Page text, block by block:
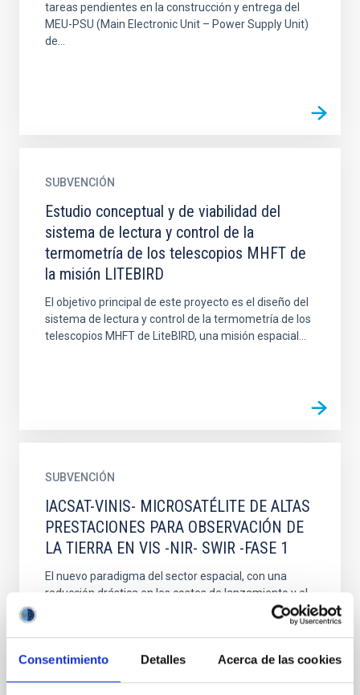
Consentimiento Detalles Acerca de las cookies
tareas pendientes en la construcción y entrega del
MEU-PSU (Main Electronic Unit – Power Supply Unit)
de...
SUBVENCIÓN
Estudio conceptual y de viabilidad del
sistema de lectura y control de la
termometría de los telescopios MHFT de
la misión LITEBIRD
El objetivo principal de este proyecto es el diseño del
sistema de lectura y control de la termometría de los
telescopios MHFT de LiteBIRD, una misión espacial...
SUBVENCIÓN
IACSAT-VINIS- MICROSATÉLITE DE ALTAS
PRESTACIONES PARA OBSERVACIÓN DE
LA TIERRA EN VIS -NIR- SWIR -FASE 1
El nuevo paradigma del sector espacial, con una
reducción drástica en los costes de lanzamiento y el
auge de los satélites de pequeño tamaño, demanda